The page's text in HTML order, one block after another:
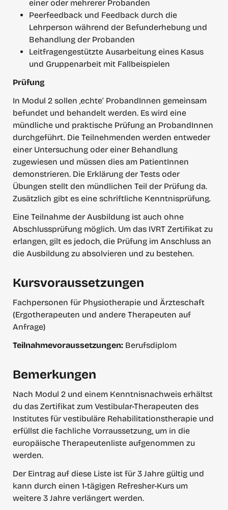
einer oder mehrerer Probanden
Peerfeedback und Feedback durch die
Lehrperson während der Befunderhebung und
Behandlung der Probanden
Leitfragengestützte Ausarbeitung eines Kasus
und Gruppenarbeit mit Fallbeispielen
Prüfung
In Modul 2 sollen ‚echte‘ ProbandInnen gemeinsam
befundet und behandelt werden. Es wird eine
mündliche und praktische Prüfung an ProbandInnen
durchgeführt. Die Teilnehmenden werden entweder
einer Untersuchung oder einer Behandlung
zugewiesen und müssen dies am PatientInnen
demonstrieren. Die Erklärung der Tests oder
Übungen stellt den mündlichen Teil der Prüfung da.
Zusätzlich gibt es eine schriftliche Kenntnisprüfung.
Eine Teilnahme der Ausbildung ist auch ohne
Abschlussprüfung möglich. Um das IVRT Zertifikat zu
erlangen, gilt es jedoch, die Prüfung im Anschluss an
die Ausbildung zu absolvieren und zu bestehen.
Kursvoraussetzungen
Fachpersonen für Physiotherapie und Ärzteschaft
(Ergotherapeuten und andere Therapeuten auf
Anfrage)
Teilnahme­voraussetzungen: Berufsdiplom
Bemerkungen
Nach Modul 2 und einem Kenntnisnachweis erhältst
du das Zertifikat zum Vestibular-Therapeuten des
Institutes für vestibuläre Rehabilitationstherapie und
erfüllst die fachliche Vorraussetzung, um in die
europäische Therapeutenliste aufgenommen zu
werden.
Der Eintrag auf diese Liste ist für 3 Jahre gültig und
kann durch einen 1-tägigen Refresher-Kurs um
weitere 3 Jahre verlängert werden.